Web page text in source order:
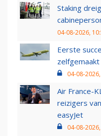
Staking
04-08-2026,
Eerste
04-08-
Air France-
reizigers
easyJet
04-08-